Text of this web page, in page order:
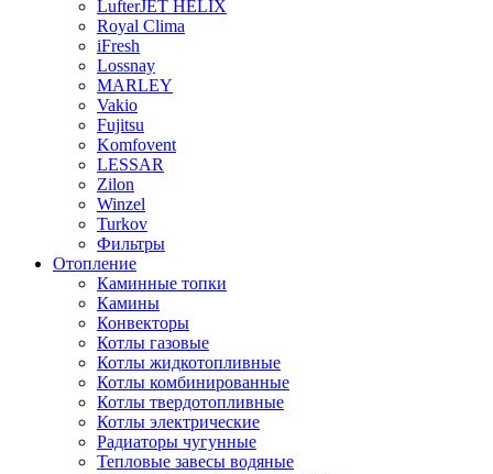
LufterJET HELIX
Royal Clima
iFresh
Lossnay
MARLEY
Vakio
Fujitsu
Komfovent
LESSAR
Zilon
Winzel
Turkov
Фильтры
Отопление
Каминные топки
Камины
Конвекторы
Котлы газовые
Котлы жидкотопливные
Котлы комбинированные
Котлы твердотопливные
Котлы электрические
Радиаторы чугунные
Тепловые завесы водяные